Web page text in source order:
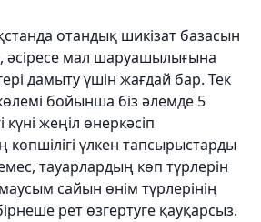
отандық шикізат базасын
әсіресе мал шаруашылығына
дамыту үшін жағдай бар. Тек
бойынша біз әлемде 5
жеңіл өнеркәсіп
үлкен тапсырыстарды
тауарлардың көп түрлерін
сайын өнім түрлерінің
рет өзгертуге қауқарсыз.